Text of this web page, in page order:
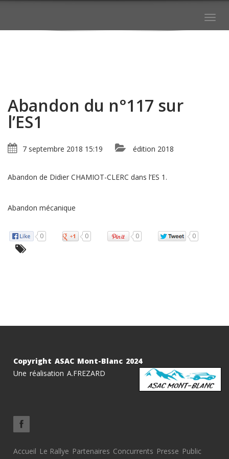
Abandon du n°117 sur
l’ES1
7 septembre 2018 15:19 édition 2018
Abandon de Didier CHAMIOT-CLERC dans l’ES 1.
Abandon mécanique
0 0 0 0
Copyright ASAC Mont-Blanc 2024
Une réalisation A.FREZARD
Accueil Le Rallye Partenaires Concurrents Presse Public